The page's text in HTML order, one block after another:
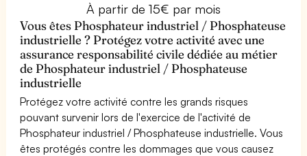
À partir de 15€ par mois
Vous êtes Phosphateur industriel / Phosphateuse
industrielle ? Protégez votre activité avec une
assurance responsabilité civile dédiée au métier
de Phosphateur industriel / Phosphateuse
industrielle
Protégez votre activité contre les grands risques
pouvant survenir lors de l'exercice de l'activité de
Phosphateur industriel / Phosphateuse industrielle. Vous
êtes protégés contre les dommages que vous causez